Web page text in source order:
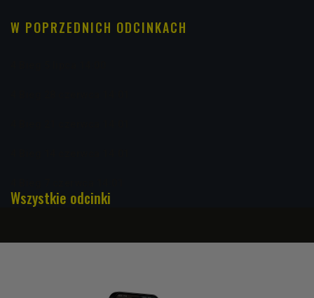
W POPRZEDNICH ODCINKACH
Wszystkie odcinki